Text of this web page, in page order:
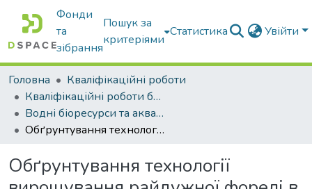
Фонди
та
зібрання
Пошук за
критеріями
Статистика Увійти
Головна
Кваліфікаційні роботи
Кваліфікаційні роботи бакалаврів
Водні біоресурси та аквакультура
Обґрунтування технології вирощування райдужної форелі в садках в Чернігівській області
Обґрунтування технології